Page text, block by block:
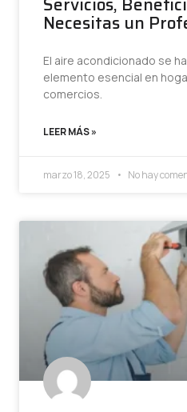
Necesitas un
El aire acondicionado se
elemento esencial en
comercios.
LEER MÁS »
marzo 18, 2025 No hay